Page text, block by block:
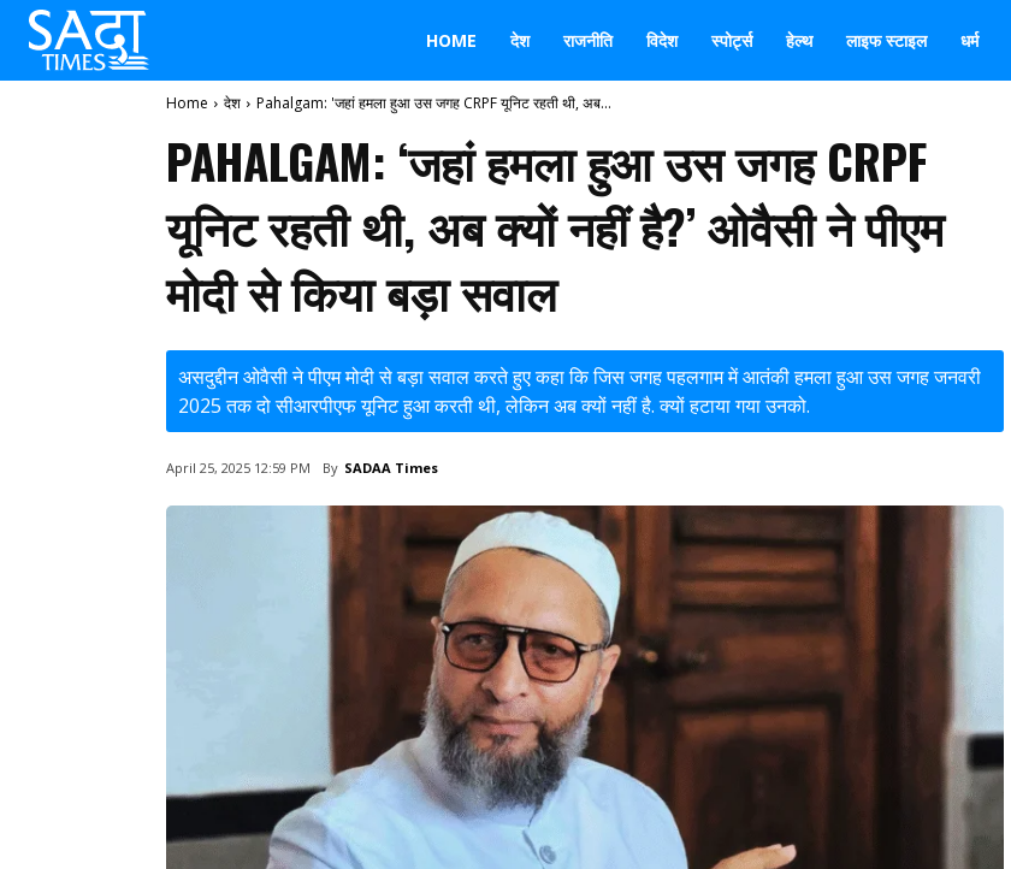
HOME देश राजनीति विदेश स्पोर्ट्स हेल्थ लाइफ स्टाइल धर्म
Home देश Pahalgam: 'जहां हमला हुआ उस जगह CRPF यूनिट रहती थी, अब...
PAHALGAM: ‘जहां हमला हुआ उस जगह CRPF
यूनिट रहती थी, अब क्यों नहीं है?’ ओवैसी ने पीएम
मोदी से किया बड़ा सवाल
असदुद्दीन ओवैसी ने पीएम मोदी से बड़ा सवाल करते हुए कहा कि जिस जगह पहलगाम में आतंकी हमला हुआ उस जगह जनवरी
2025 तक दो सीआरपीएफ यूनिट हुआ करती थी, लेकिन अब क्यों नहीं है. क्यों हटाया गया उनको.
April 25, 2025 12:59 PM By SADAA Times